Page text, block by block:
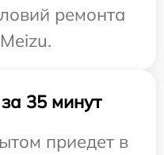
ремонта
35 минут
приедет в